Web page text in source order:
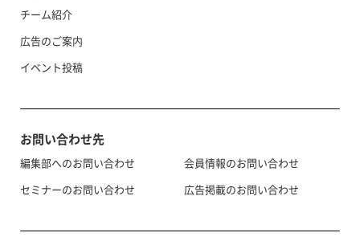
チーム紹介
広告のご案内
イベント投稿
お問い合わせ先
編集部へのお問い合わせ
セミナーのお問い合わせ
会員情報のお問い合わせ
広告掲載のお問い合わせ